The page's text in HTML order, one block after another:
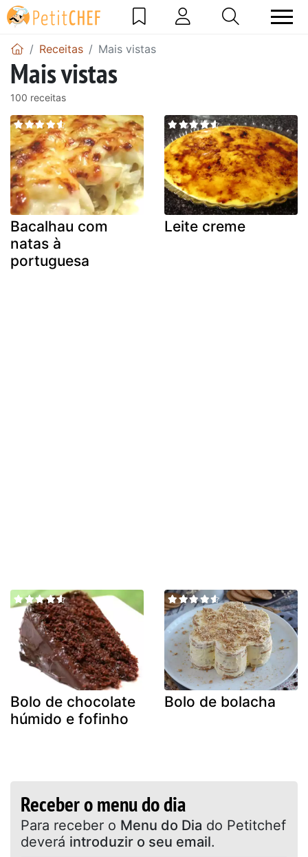
Receitas Mais vistas
Mais vistas
100 receitas
Bacalhau com
natas à
portuguesa
Leite creme
Bolo de chocolate
húmido e fofinho
Bolo de bolacha
Receber o menu do dia
Para receber o Menu do Dia do Petitchef
deverá introduzir o seu email.